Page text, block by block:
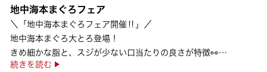
地中海本まぐろフェア
＼「地中海本まぐろフェア開催‼」／
地中海本まぐろ大とろ登場！
きめ細かな脂と、スジが少ない口当たりの良さが特徴👀
さらに、鹿児島で育った高級魚【鹿児島県産活〆かんぱち】など
続きを読む